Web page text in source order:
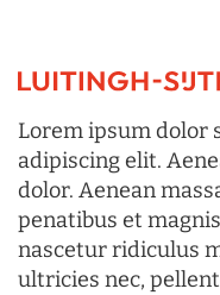
Lorem ipsum dolor
adipiscing elit.
dolor. Aenean
penatibus et
nascetur ridiculus
ultricies nec,